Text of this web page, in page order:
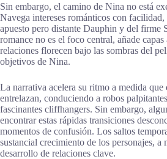
Sin embargo, el camino de Nina no está
Navega intereses románticos con
apuesto pero distante Dauphin y del firme
romance no es el foco central, añade capas
relaciones florecen bajo las sombras del
objetivos de Nina.
La narrativa acelera su ritmo a medida que
entrelazan, conduciendo a robos
fascinantes cliffhangers. Sin embargo,
encontrar estas rápidas transiciones
momentos de confusión. Los saltos
sustancial crecimiento de los personajes, a
desarrollo de relaciones clave.